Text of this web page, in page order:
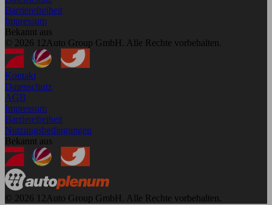
Barrierefreiheit
Impressum
Bekannt aus
© 2026 12Auto Group GmbH. Alle Rechte vorbehalten.
Kontakt
Datenschutz
AGB
Impressum
Barrierefreiheit
Nutzungsbedingungen
Bekannt aus
© 2026 12Auto Group GmbH. Alle Rechte vorbehalten.